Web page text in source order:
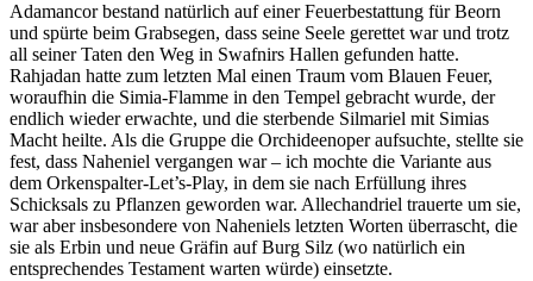
Adamancor bestand natürlich auf einer Feuerbestattung für Beorn
und spürte beim Grabsegen, dass seine Seele gerettet war und trotz
all seiner Taten den Weg in Swafnirs Hallen gefunden hatte.
Rahjadan hatte zum letzten Mal einen Traum vom Blauen Feuer,
woraufhin die Simia-Flamme in den Tempel gebracht wurde, der
endlich wieder erwachte, und die sterbende Silmariel mit Simias
Macht heilte. Als die Gruppe die Orchideenoper aufsuchte, stellte sie
fest, dass Naheniel vergangen war – ich mochte die Variante aus
dem Orkenspalter-Let’s-Play, in dem sie nach Erfüllung ihres
Schicksals zu Pflanzen geworden war. Allechandriel trauerte um sie,
war aber insbesondere von Naheniels letzten Worten überrascht, die
sie als Erbin und neue Gräfin auf Burg Silz (wo natürlich ein
entsprechendes Testament warten würde) einsetzte.